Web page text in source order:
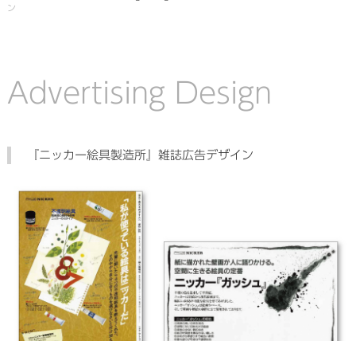
ン
Advertising Design
『ニッカー絵具製造所』雑誌広告デザイン